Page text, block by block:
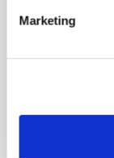
Marketing